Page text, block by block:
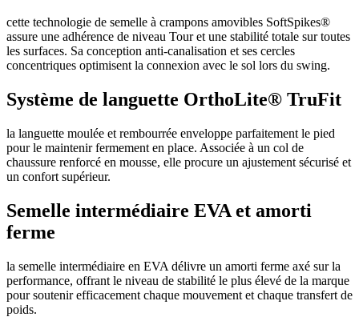
cette technologie de semelle à crampons amovibles SoftSpikes®
assure une adhérence de niveau Tour et une stabilité totale sur toutes
les surfaces. Sa conception anti-canalisation et ses cercles
concentriques optimisent la connexion avec le sol lors du swing.
Système de languette OrthoLite® TruFit
la languette moulée et rembourrée enveloppe parfaitement le pied
pour le maintenir fermement en place. Associée à un col de
chaussure renforcé en mousse, elle procure un ajustement sécurisé et
un confort supérieur.
Semelle intermédiaire EVA et amorti
ferme
la semelle intermédiaire en EVA délivre un amorti ferme axé sur la
performance, offrant le niveau de stabilité le plus élevé de la marque
pour soutenir efficacement chaque mouvement et chaque transfert de
poids.